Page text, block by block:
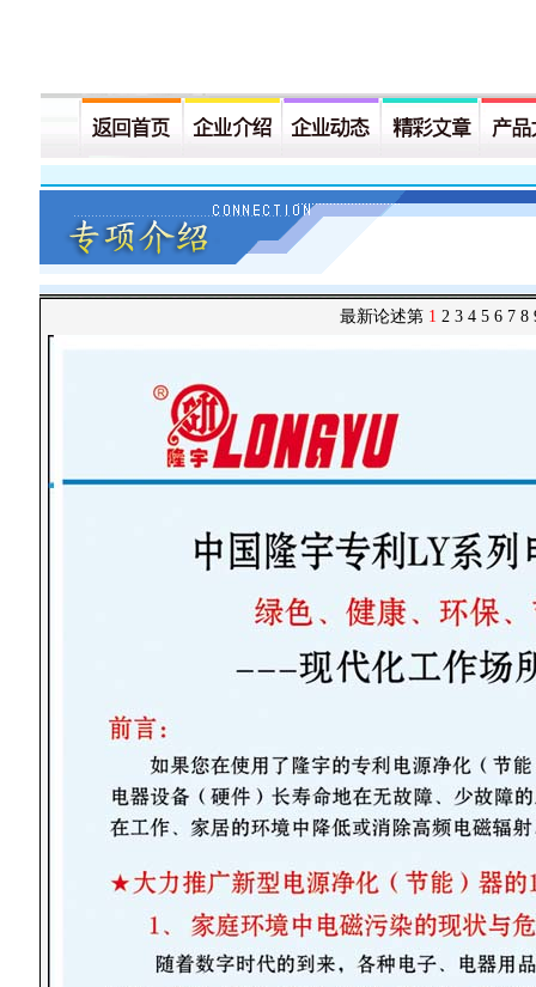
最新论述第 1 2 3 4 5 6 7 8